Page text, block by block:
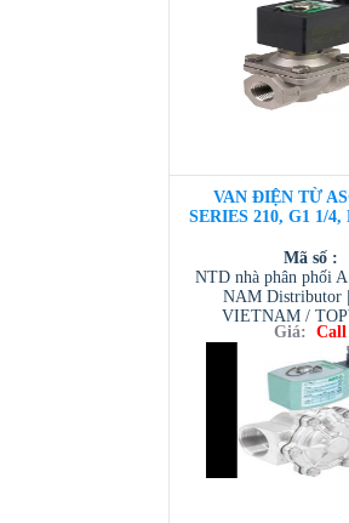
VAN ĐIỆN TỪ
SERIES 210, G1 1/
Mã số :
NTD nhà phân phối
NAM Distributor
VIETNAM /
VIETNAM /
/ TESCOM
Giá: Call